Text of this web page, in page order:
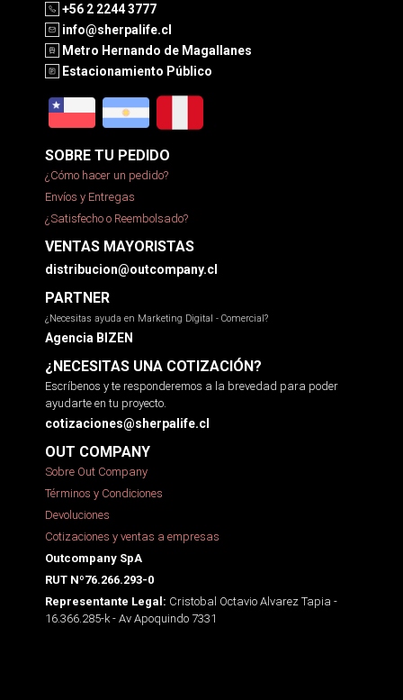
+56 2 2244 3777
info@sherpalife.cl
Metro Hernando de Magallanes
Estacionamiento Público
SOBRE TU PEDIDO
¿Cómo hacer un pedido?
Envíos y Entregas
¿Satisfecho o Reembolsado?
VENTAS MAYORISTAS
distribucion@outcompany.cl
PARTNER
¿Necesitas ayuda en Marketing Digital - Comercial?
Agencia BIZEN
¿NECESITAS UNA COTIZACIÓN?
Escríbenos y te responderemos a la brevedad para poder
ayudarte en tu proyecto.
cotizaciones@sherpalife.cl
OUT COMPANY
Sobre Out Company
Términos y Condiciones
Devoluciones
Cotizaciones y ventas a empresas
Outcompany SpA
RUT Nº76.266.293-0
Representante Legal: Cristobal Octavio Alvarez Tapia -
16.366.285-k - Av Apoquindo 7331